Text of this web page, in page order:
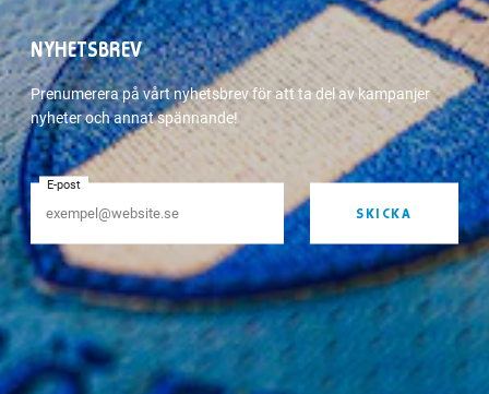
NYHETSBREV
Prenumerera på vårt nyhetsbrev för att ta del av kampanjer
nyheter och annat spännande!
E-post
SKICKA